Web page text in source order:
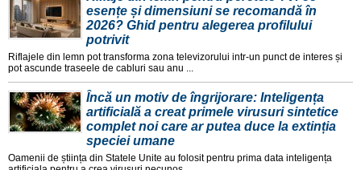
esențe și dimensiuni se recomandă în
2026? Ghid pentru alegerea profilului
potrivit
Riflajele din lemn pot transforma zona televizorului intr-un punct de interes și
pot ascunde traseele de cabluri sau anu ...
Încă un motiv de îngrijorare: Inteligența
artificială a creat primele virusuri sintetice
complet noi care ar putea duce la extinția
speciei umane
Oamenii de știința din Statele Unite au folosit pentru prima data inteligența